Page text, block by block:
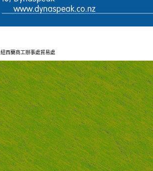
紐西蘭商工辦事處貿易處